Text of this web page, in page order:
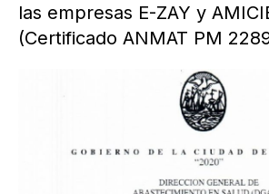
las empresas E-ZAY y
(Certificado ANMAT PM